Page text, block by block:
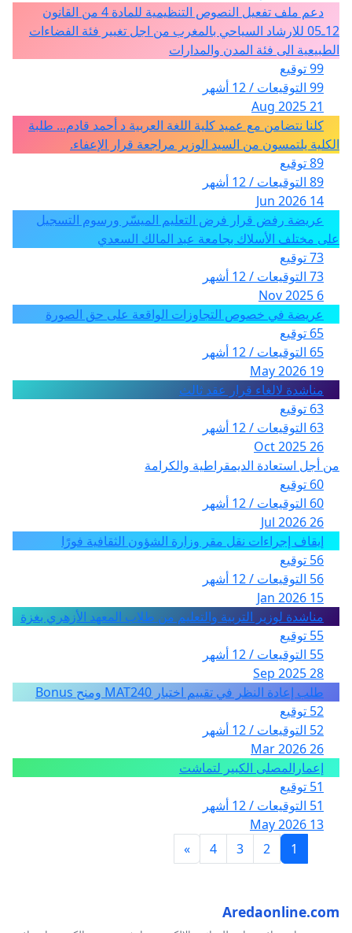
دعم ملف تفعيل النصوص التنظيمية للمادة 4 من القانون
12ـ05 للارشاد السياحي بالمغرب من اجل تغيير فئة الفضاءات
الطبيعية الى فئة المدن والمدارات
99 توقيع
99 التوقيعات / 12 أشهر
21 Aug 2025
كلنا نتضامن مع عميد كلية اللغة العربية د أحمد قادم... طلبة
الكلية يلتمسون من السيد الوزير مراجعة قرار الإعفاء.
89 توقيع
89 التوقيعات / 12 أشهر
14 Jun 2026
عريضة رفض قرار فرض التعليم الميسّر ورسوم التسجيل
على مختلف الأسلاك بجامعة عبد المالك السعدي
73 توقيع
73 التوقيعات / 12 أشهر
6 Nov 2025
عريضة في خصوص التجاوزات الواقعة على حق الصورة
65 توقيع
65 التوقيعات / 12 أشهر
19 May 2026
مناشدة لالغاء قرار عقد ثالث
63 توقيع
63 التوقيعات / 12 أشهر
26 Oct 2025
من أجل استعادة الديمقراطية والكرامة
60 توقيع
60 التوقيعات / 12 أشهر
26 Jul 2026
إيقاف إجراءات نقل مقر وزارة الشؤون الثقافية فورًا
56 توقيع
56 التوقيعات / 12 أشهر
15 Jan 2026
مناشدة لوزير التربية والتعليم من طلاب المعهد الأزهري بغزة
55 توقيع
55 التوقيعات / 12 أشهر
28 Sep 2025
طلب إعادة النظر في تقييم اختبار MAT240 ومنح Bonus
52 توقيع
52 التوقيعات / 12 أشهر
26 Mar 2026
إعمارالمصلى الكبير لتماشت
51 توقيع
51 التوقيعات / 12 أشهر
13 May 2026
1
2
3
4
»
Aredaonline.com